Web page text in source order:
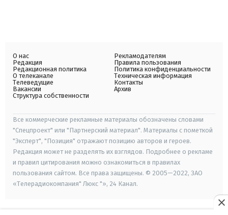
О нас
Редакция
Редакционная политика
О телеканале
Телеведущие
Вакансии
Структура собственности
Рекламодателям
Правила пользования
Политика конфиденциальности
Техническая информация
Контакты
Архив
Все коммерческие рекламные материалы обозначены словами
"Спецпроект" или "Партнерский материал". Материалы с пометкой
"Эксперт", "Позиция" отражают позицию авторов и героев.
Редакция может не разделять их взглядов. Подробнее о рекламе
и правил цитирования можно ознакомиться в правилах
пользования сайтом. Все права защищены. © 2005—2022, ЗАО
«Телерадиокомпания" Люкс "», 24 Канал.